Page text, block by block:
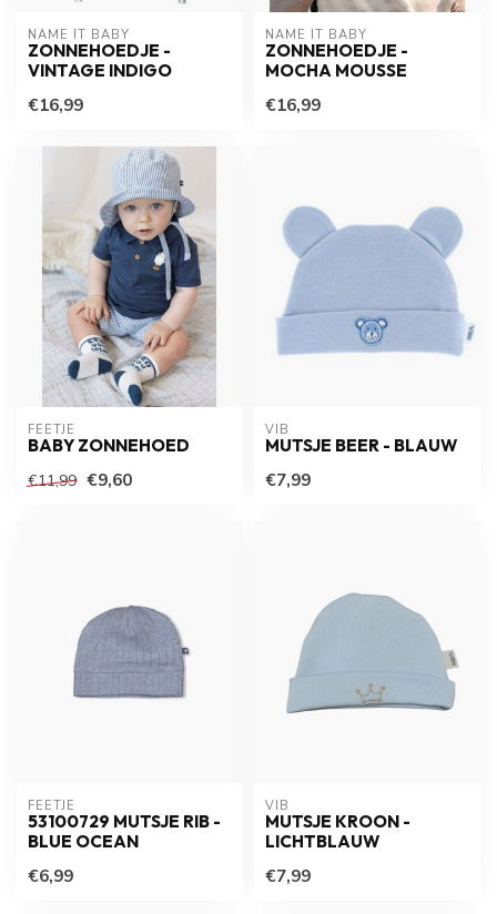
NAME IT BABY
ZONNEHOEDJE -
VINTAGE INDIGO
€16,99
NAME IT BABY
ZONNEHOEDJE -
MOCHA MOUSSE
€16,99
FEETJE
BABY ZONNEHOED
€11,99 €9,60
VIB
MUTSJE BEER - BLAUW
€7,99
FEETJE
53100729 MUTSJE RIB -
BLUE OCEAN
€6,99
VIB
MUTSJE KROON -
LICHTBLAUW
€7,99